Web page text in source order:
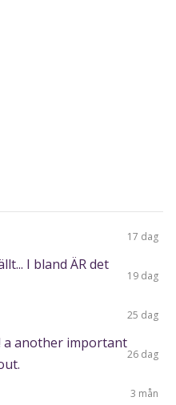
17 dag
I bland ÄR det
19 dag
25 dag
a another important
26 dag
3 mån